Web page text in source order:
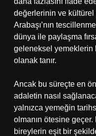
değerlerinin ve kültürel
Arabaşı’nın
dünya ile paylaşma
geleneksel yemeklerin
olanak tanır.
Ancak bu süreçte en
adaletin nasıl
yalnızca yemeğin
olmanın ötesine
bireylerin eşit bir